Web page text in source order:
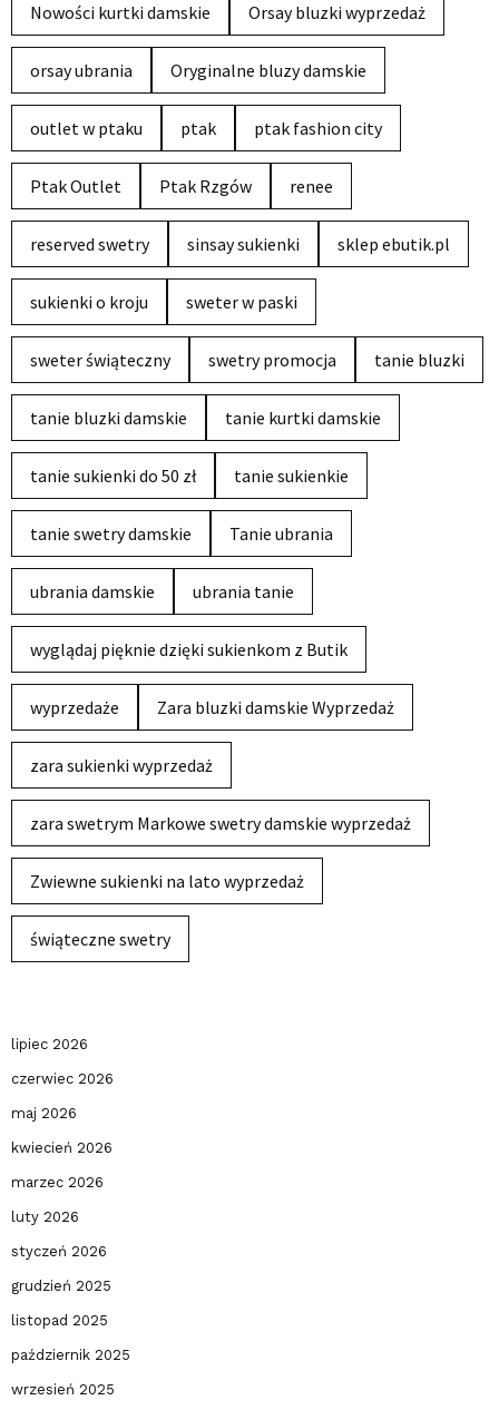
Nowości kurtki damskie Orsay bluzki wyprzedaż
orsay ubrania Oryginalne bluzy damskie
outlet w ptaku ptak ptak fashion city
Ptak Outlet Ptak Rzgów renee
reserved swetry sinsay sukienki sklep ebutik.pl
sukienki o kroju sweter w paski
sweter świąteczny swetry promocja tanie bluzki
tanie bluzki damskie tanie kurtki damskie
tanie sukienki do 50 zł tanie sukienkie
tanie swetry damskie Tanie ubrania
ubrania damskie ubrania tanie
wyglądaj pięknie dzięki sukienkom z Butik
wyprzedaże Zara bluzki damskie Wyprzedaż
zara sukienki wyprzedaż
zara swetrym Markowe swetry damskie wyprzedaż
Zwiewne sukienki na lato wyprzedaż
świąteczne swetry
lipiec 2026
czerwiec 2026
maj 2026
kwiecień 2026
marzec 2026
luty 2026
styczeń 2026
grudzień 2025
listopad 2025
październik 2025
wrzesień 2025